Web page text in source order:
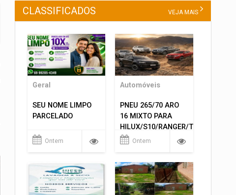
CLASSIFICADOS VEJA MAIS
Geral
SEU NOME LIMPO
PARCELADO
Ontem
Automóveis
PNEU 265/70 ARO
16 MIXTO PARA
HILUX/S10/RANGER/TRITON
ETC... MONTAGEM
Ontem